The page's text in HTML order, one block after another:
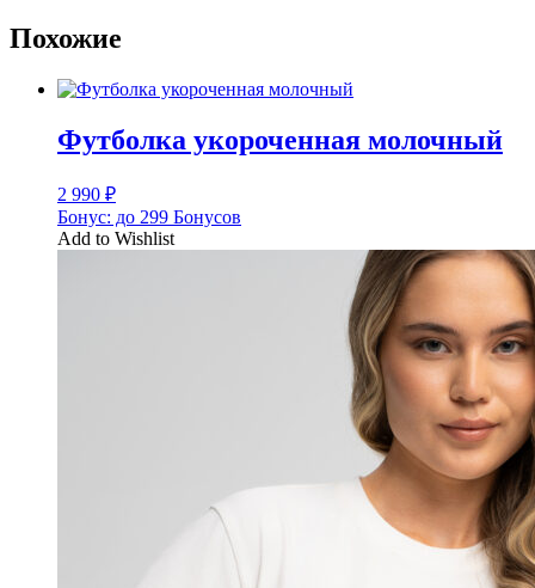
Похожие
Футболка укороченная молочный
2 990 ₽
Бонус: до 299 Бонусов
Add to Wishlist